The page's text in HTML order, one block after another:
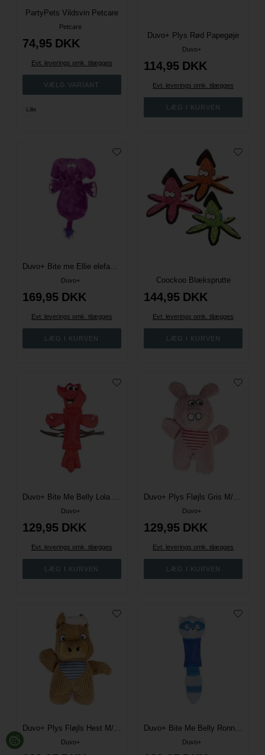
PartyPets Vildsvin Petcare
Petcare
74,95 DKK
Evt. leverings omk. tilægges
Lille
Duvo+ Plys Rød Papegøje
Duvo+
114,95 DKK
Evt. leverings omk. tilægges
Duvo+
169,95 DKK
Evt. leverings omk. tilægges
Coockoo Blæksprutte
144,95 DKK
Evt. leverings omk. tilægges
Duvo+ Bite Me Belly Lola Hummer M/Piv
Duvo+
129,95 DKK
Evt. leverings omk. tilægges
Duvo+ Plys Fløjls Gris M/Piv
Duvo+
129,95 DKK
Evt. leverings omk. tilægges
Duvo+ Plys Fløjls Hest M/Piv
Duvo+ Duvo+